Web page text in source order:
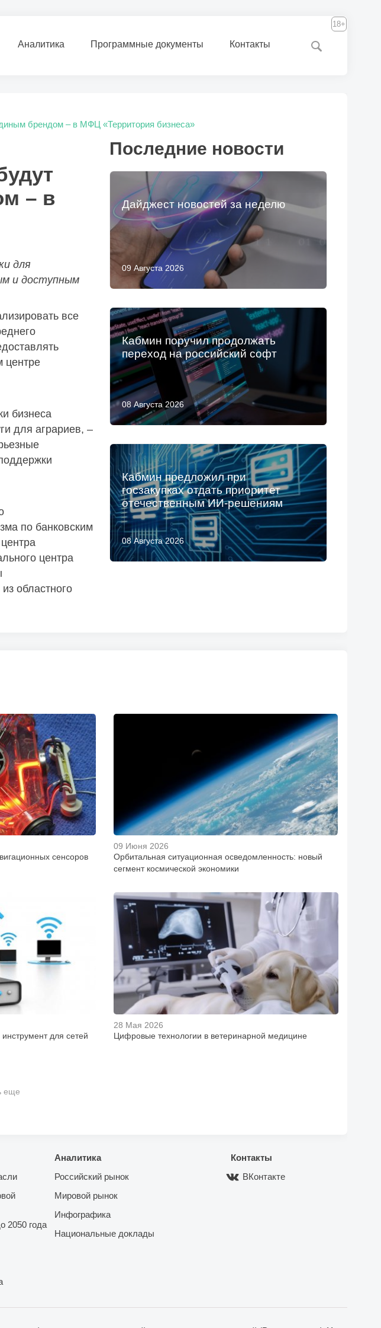
Аналитика Программные документы Контакты
18+
брендом – в МФЦ «Территория бизнеса»
– в
для
и доступным
все
центре
бизнеса
для аграриев, –
по банковским
центра
областного
Последние новости
09 Августа 2026
Дайджест новостей за неделю
08 Августа 2026
Кабмин поручил продолжать
переход на российский софт
08 Августа 2026
Кабмин предложил при
госзакупках отдать приоритет
отечественным ИИ-решениям
сенсоров
09 Июня 2026
Орбитальная ситуационная осведомленность: новый
сегмент космической экономики
для сетей
28 Мая 2026
Цифровые технологии в ветеринарной медицине
еще
2050 года
Аналитика
Российский рынок
Мировой рынок
Инфографика
Национальные доклады
Контакты
ВКонтакте